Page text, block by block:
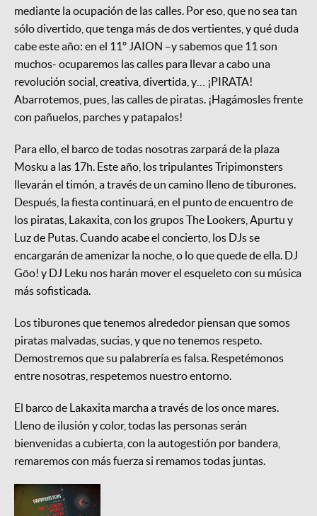
mediante la ocupación de las calles. Por eso, que no sea tan
sólo divertido, que tenga más de dos vertientes, y qué duda
cabe este año: en el 11º JAION –y sabemos que 11 son
muchos- ocuparemos las calles para llevar a cabo una
revolución social, creativa, divertida, y… ¡PIRATA!
Abarrotemos, pues, las calles de piratas. ¡Hagámosles frente
con pañuelos, parches y patapalos!
Para ello, el barco de todas nosotras zarpará de la plaza
Mosku a las 17h. Este año, los tripulantes Tripimonsters
llevarán el timón, a través de un camino lleno de tiburones.
Después, la fiesta continuará, en el punto de encuentro de
los piratas, Lakaxita, con los grupos The Lookers, Apurtu y
Luz de Putas. Cuando acabe el concierto, los DJs se
encargarán de amenizar la noche, o lo que quede de ella. DJ
Göo! y DJ Leku nos harán mover el esqueleto con su música
más sofisticada.
Los tiburones que tenemos alrededor piensan que somos
piratas malvadas, sucias, y que no tenemos respeto.
Demostremos que su palabrería es falsa. Respetémonos
entre nosotras, respetemos nuestro entorno.
El barco de Lakaxita marcha a través de los once mares.
Lleno de ilusión y color, todas las personas serán
bienvenidas a cubierta, con la autogestión por bandera,
remaremos con más fuerza si remamos todas juntas.